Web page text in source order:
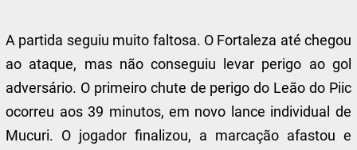
A partida seguiu muito faltosa. O Fortaleza até chegou
ao ataque, mas não conseguiu levar perigo ao gol
adversário. O primeiro chute de perigo do Leão do Piic
ocorreu aos 39 minutos, em novo lance individual de
Mucuri. O jogador finalizou, a marcação afastou e